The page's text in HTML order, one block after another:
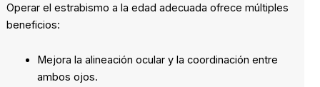
Operar el estrabismo a la edad adecuada ofrece múltiples
beneficios:
Mejora la alineación ocular y la coordinación entre
ambos ojos.